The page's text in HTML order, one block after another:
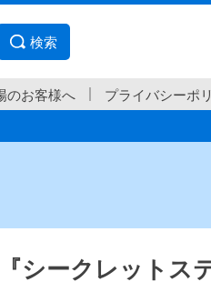
検索
のお客様へ プライバシーポ
シークレットス